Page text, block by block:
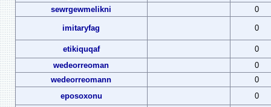
sewrgewmelikni
0
imitaryfag 0
etikiquqaf
0
wedeorreoman
0
wedeorreomann
0
eposoxonu
0